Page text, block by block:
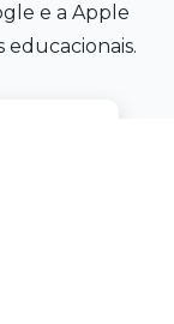
e a Apple